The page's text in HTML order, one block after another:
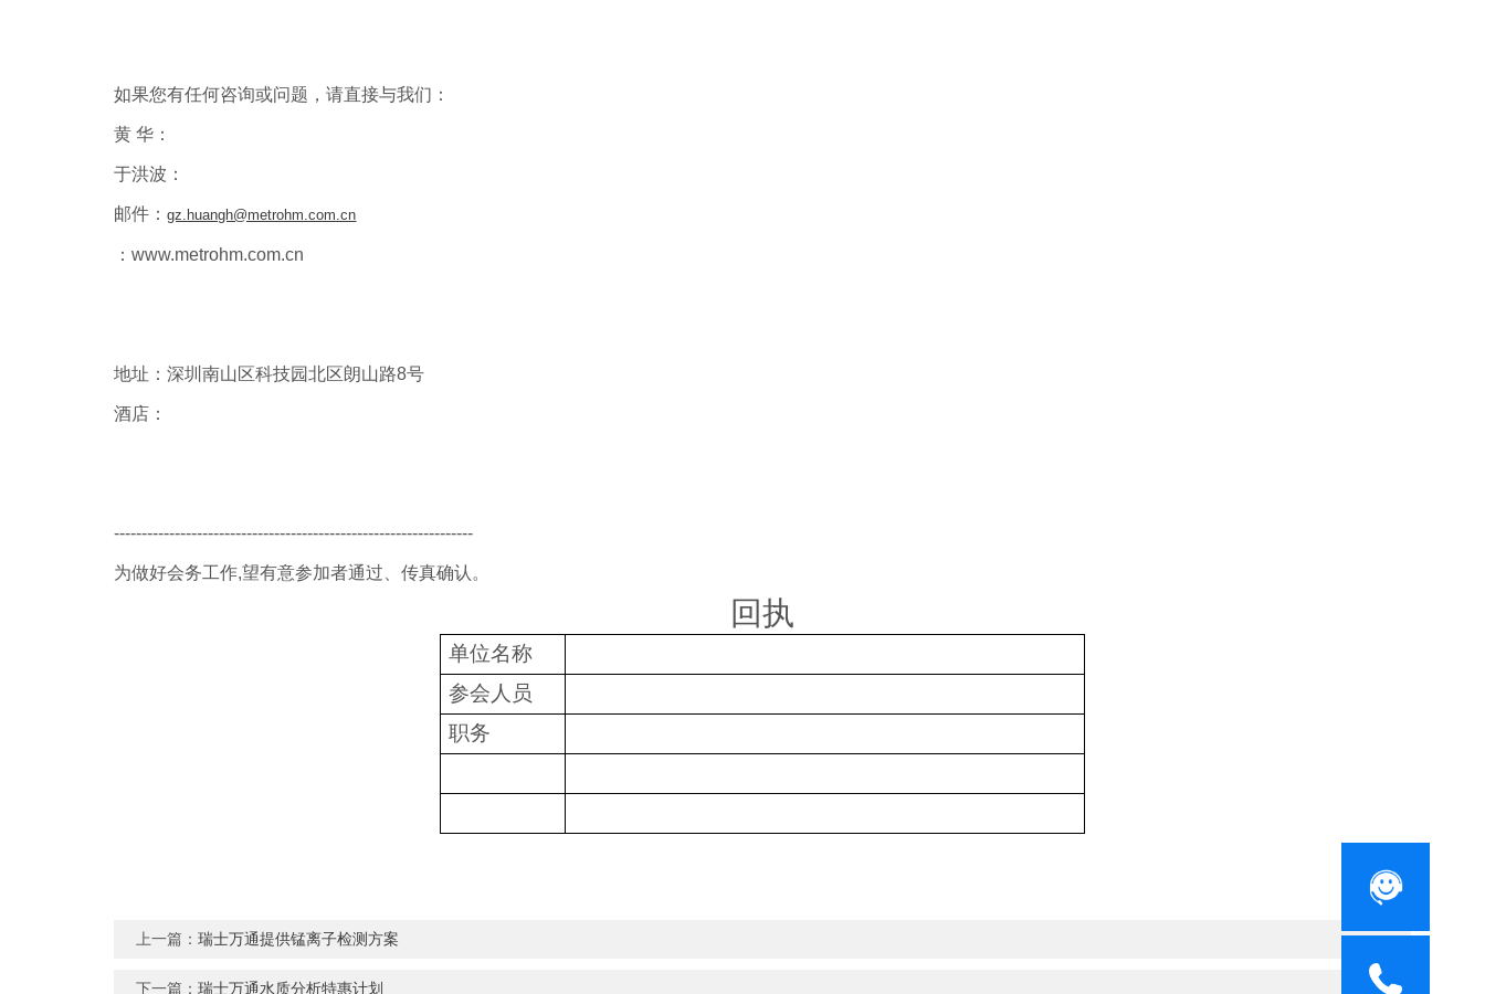
如果您有任何咨询或问题，请直接与我们：
黄 华：
于洪波：
邮件：gz.huangh@metrohm.com.cn
：www.metrohm.com.cn
地址：深圳南山区科技园北区朗山路8号
酒店：
-----------------------------------------------------------------
为做好会务工作,望有意参加者通过、传真确认。
回执
单位名称
参会人员
职务
上一篇：瑞士万通提供锰离子检测方案
下一篇：瑞士万通水质分析特惠计划